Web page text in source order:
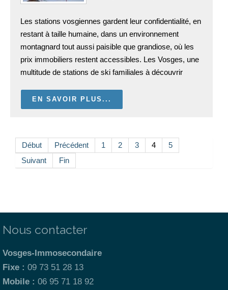
Les stations vosgiennes gardent leur confidentialité, en
restant à taille humaine, dans un environnement
montagnard tout aussi paisible que grandiose, où les
prix immobiliers restent accessibles. Les Vosges, une
multitude de stations de ski familiales à découvrir
EN SAVOIR PLUS...
Début Précédent 1 2 3 4
5
Suivant
Fin
Nous contacter
Vosges-Immosecondaire
Fixe : 09 73 51 28 13
Mobile : 06 95 71 18 92